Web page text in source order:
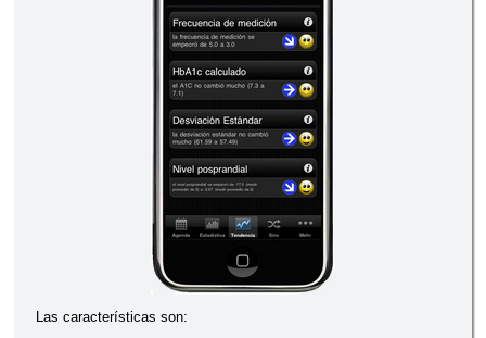
Las características son: